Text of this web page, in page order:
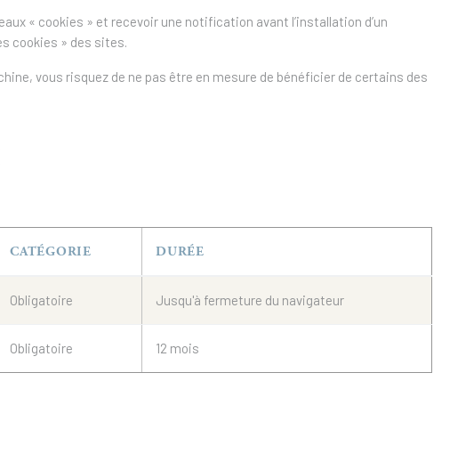
« cookies » et recevoir une notification avant l’installation d’un
cookies » des sites.
vous risquez de ne pas être en mesure de bénéficier de certains des
CATÉGORIE DURÉE
Obligatoire Jusqu'à fermeture du navigateur
Obligatoire 12 mois